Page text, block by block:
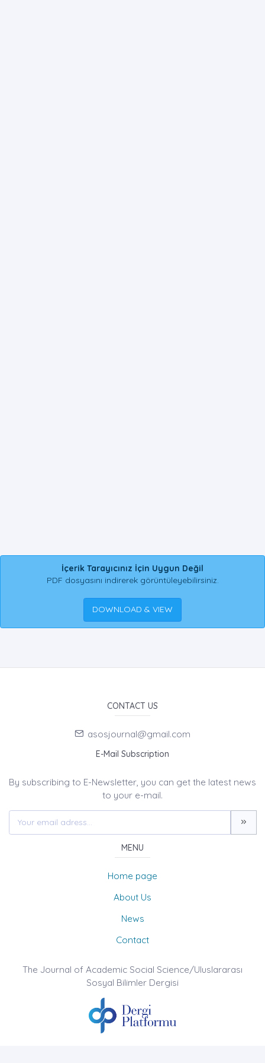
İçerik Tarayıcınız İçin Uygun Değil
PDF dosyasını indirerek görüntüleyebilirsiniz.
DOWNLOAD & VIEW
CONTACT US
asosjournal@gmail.com
E-Mail Subscription
By subscribing to E-Newsletter, you can get the latest news
to your e-mail.
MENU
Home page
About Us
News
Contact
The Journal of Academic Social Science/Uluslararası
Sosyal Bilimler Dergisi